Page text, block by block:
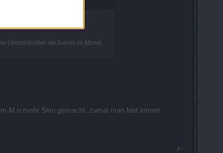
Übersicht über die Events im Monat
mehr Sinn gemacht, zumal man fast immer
#7